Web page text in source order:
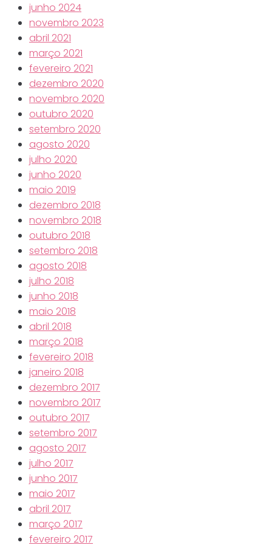
junho 2024
novembro 2023
abril 2021
março 2021
fevereiro 2021
dezembro 2020
novembro 2020
outubro 2020
setembro 2020
agosto 2020
julho 2020
junho 2020
maio 2019
dezembro 2018
novembro 2018
outubro 2018
setembro 2018
agosto 2018
julho 2018
junho 2018
maio 2018
abril 2018
março 2018
fevereiro 2018
janeiro 2018
dezembro 2017
novembro 2017
outubro 2017
setembro 2017
agosto 2017
julho 2017
junho 2017
maio 2017
abril 2017
março 2017
fevereiro 2017